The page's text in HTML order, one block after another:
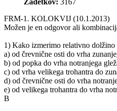
FRM-1. KOLOKVIJ (10.1.2013)
Možen je en odgovor ali
1) Kako izmerimo relativno dolžino
a) od črevnične osti do vrha
b) od popka do vrha notranjega
c) od vrha velikega trohantra do
d) od črevnične osti do vrha
e) od velikega trohantra do vrha
B